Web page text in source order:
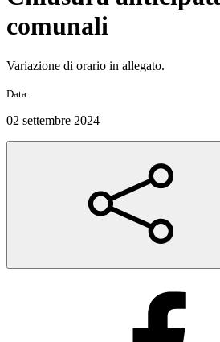
comunali
Variazione di orario in allegato.
Data:
02 settembre 2024